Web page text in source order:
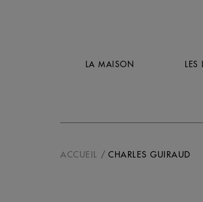
LA MAISON LES
ACCUEIL CHARLES GUIRAUD